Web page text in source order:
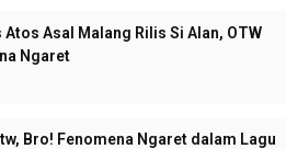
Asal Malang Rilis Si Alan, OTW
Ngaret
Bro! Fenomena Ngaret dalam Lagu